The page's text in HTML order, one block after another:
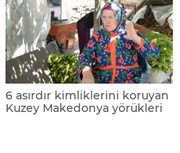
6 asırdır kimliklerini koruyan
Kuzey Makedonya yörükleri